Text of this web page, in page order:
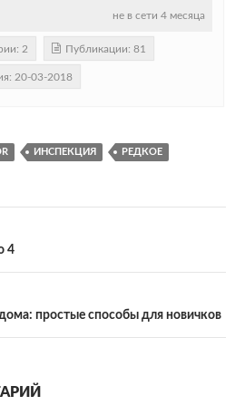
не в сети 4 месяца
2 Публикации: 81
20-03-2018
ИНСПЕКЦИЯ РЕДКОЕ
4
дома: простые способы для новичков